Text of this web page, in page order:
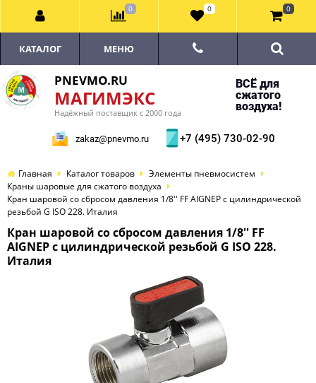
PNEVMO.RU
МАГИМЭКС
Надёжный поставщик с 2000 года
ВСЁ для
сжатого
воздуха!
zakaz@pnevmo.ru +7 (495) 730-02-90
КАТАЛОГ МЕНЮ
Главная Каталог товаров
Элементы пневмосистем
Краны шаровые для сжатого воздуха
Кран шаровой со сбросом давления 1/8'' FF AIGNEP с цилиндрической
резьбой G ISO 228. Италия
Кран шаровой со сбросом давления 1/8'' FF
AIGNEP с цилиндрической резьбой G ISO 228.
Италия
0 0 0